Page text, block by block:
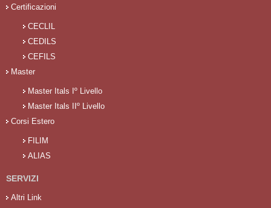
Certificazioni
CECLIL
CEDILS
CEFILS
Master
Master Itals Iº Livello
Master Itals IIº Livello
Corsi Estero
FILIM
ALIAS
SERVIZI
Altri Link